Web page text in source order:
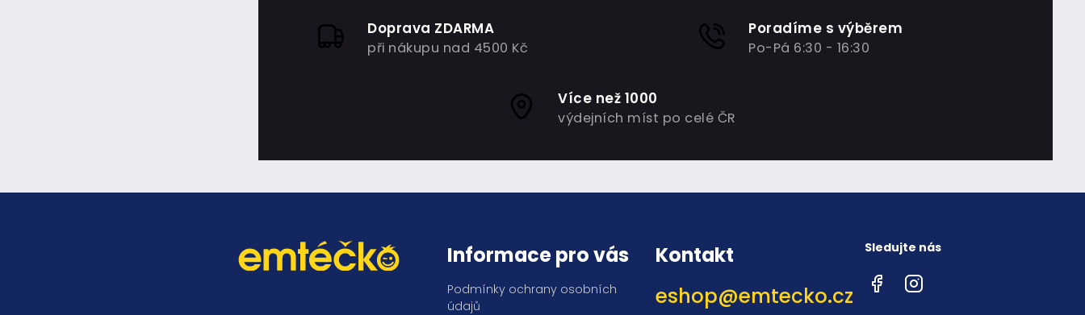
Doprava ZDARMA
při nákupu nad 4500 Kč
Poradíme s výběrem
Po-Pá 6:30 - 16:30
Více než 1000
výdejních míst po celé ČR
Informace pro vás
Podmínky ochrany osobních
údajů
Kontakt
eshop@emtecko.cz
Sledujte nás
FacebookInstagram